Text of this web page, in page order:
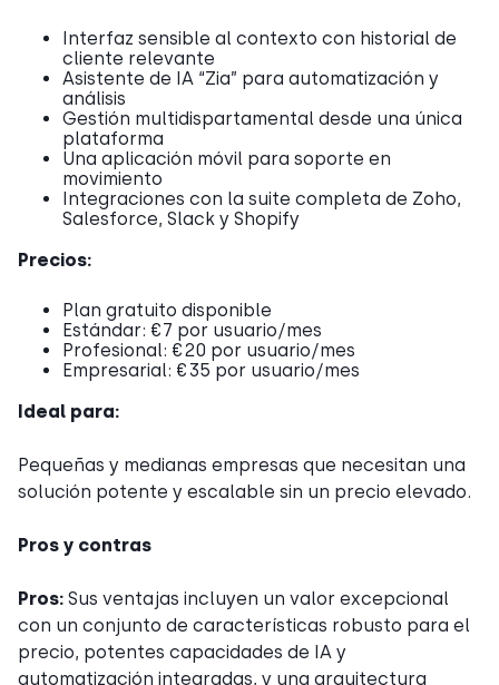
Interfaz sensible al contexto con historial de
cliente relevante
Asistente de IA “Zia” para automatización y
análisis
Gestión multidispartamental desde una única
plataforma
Una aplicación móvil para soporte en
movimiento
Integraciones con la suite completa de Zoho,
Salesforce, Slack y Shopify
Precios:
Plan gratuito disponible
Estándar: €7 por usuario/mes
Profesional: €20 por usuario/mes
Empresarial: €35 por usuario/mes
Ideal para:
Pequeñas y medianas empresas que necesitan una
solución potente y escalable sin un precio elevado.
Pros y contras
Pros: Sus ventajas incluyen un valor excepcional
con un conjunto de características robusto para el
precio, potentes capacidades de IA y
automatización integradas, y una arquitectura